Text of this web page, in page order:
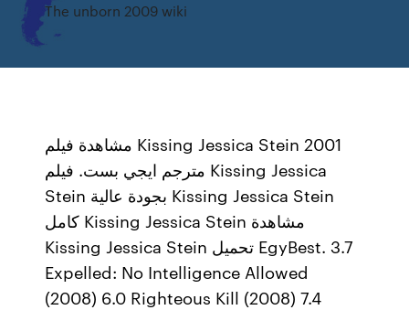
The unborn 2009 wiki
مشاهدة فيلم Kissing Jessica Stein 2001
مترجم ايجي بست. فيلم Kissing Jessica
Stein بجودة عالية Kissing Jessica Stein
كامل Kissing Jessica Stein مشاهدة
Kissing Jessica Stein تحميل EgyBest. 3.7
Expelled: No Intelligence Allowed
(2008) 6.0 Righteous Kill (2008) 7.4